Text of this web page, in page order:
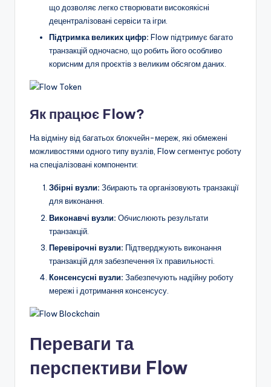
що дозволяє легко створювати високоякісні
децентралізовані сервіси та ігри.
Підтримка великих цифр: Flow підтримує багато
транзакцій одночасно, що робить його особливо
корисним для проєктів з великим обсягом даних.
Як працює Flow?
На відміну від багатьох блокчейн-мереж, які обмежені
можливостями одного типу вузлів, Flow сегментує роботу
на спеціалізовані компоненти:
Збірні вузли: Збирають та організовують транзакції
для виконання.
Виконавчі вузли: Обчислюють результати
транзакцій.
Перевірочні вузли: Підтверджують виконання
транзакцій для забезпечення їх правильності.
Консенсусні вузли: Забезпечують надійну роботу
мережі і дотримання консенсусу.
Переваги та
перспективи Flow